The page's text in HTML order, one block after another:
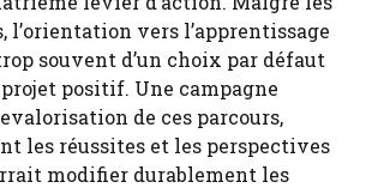
l’orientation vers l’apprentissage
souvent d’un choix par défaut
positif. Une campagne
de ces parcours,
les réussites et les perspectives
modifier durablement les